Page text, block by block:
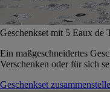
Geschenkset mit 5 Eaux de
Ein maßgeschneidertes
Verschenken oder für sich
Geschenkset